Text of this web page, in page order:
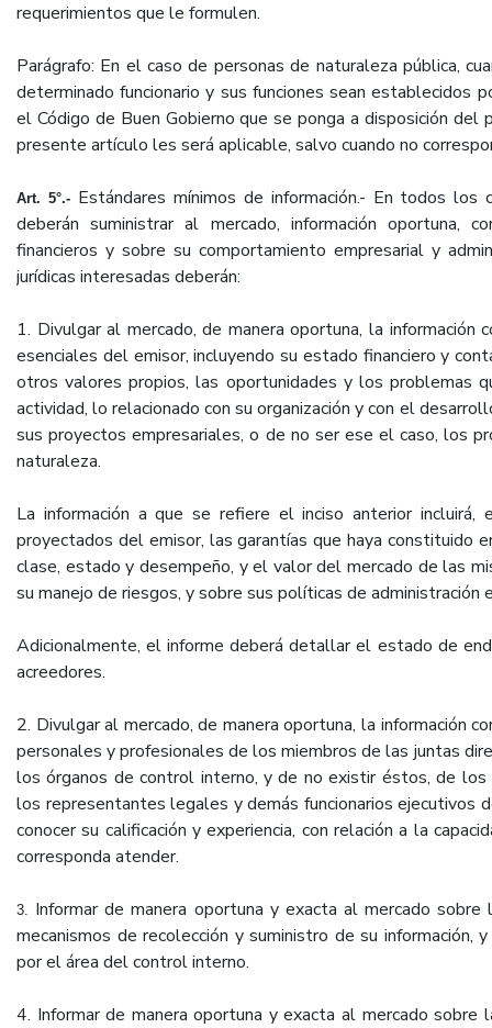
requerimientos que le formulen.
Parágrafo: En el caso de personas de naturaleza pública,
determinado funcionario y sus funciones sean establecidos
el Código de Buen Gobierno que se ponga a disposición
presente artículo les será aplicable, salvo cuando no
Art. 5°.- Estándares mínimos de información.- En todos los
deberán suministrar al mercado, información oportuna,
financieros y sobre su comportamiento empresarial y
jurídicas interesadas deberán:
1. Divulgar al mercado, de manera oportuna, la
esenciales del emisor, incluyendo su estado financiero y
otros valores propios, las oportunidades y los problemas
actividad, lo relacionado con su organización y con el
sus proyectos empresariales, o de no ser ese el caso, los
naturaleza.
La información a que se refiere el inciso anterior
proyectados del emisor, las garantías que haya constituido
clase, estado y desempeño, y el valor del mercado de las
su manejo de riesgos, y sobre sus políticas de administración
Adicionalmente, el informe deberá detallar el estado de
acreedores.
2. Divulgar al mercado, de manera oportuna, la información
personales y profesionales de los miembros de las juntas
los órganos de control interno, y de no existir éstos, de
los representantes legales y demás funcionarios ejecutivos
conocer su calificación y experiencia, con relación a la
corresponda atender.
3. Informar de manera oportuna y exacta al mercado
mecanismos de recolección y suministro de su información,
por el área del control interno.
4. Informar de manera oportuna y exacta al mercado